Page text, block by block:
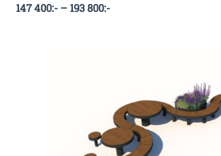
147 400:- –193 800:-
279
800:-